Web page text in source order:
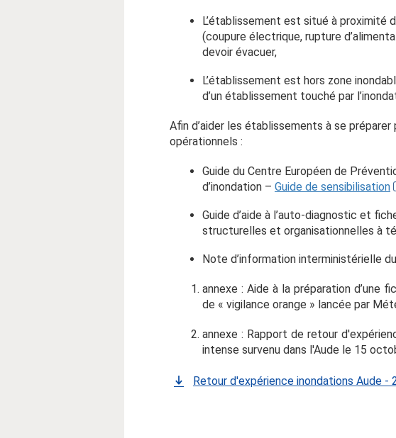
L’établissement est situé à proximité
(coupure électrique, rupture
devoir évacuer,
L’établissement est hors zone
d’un établissement touché par
Afin d’aider les établissements à se
opérationnels :
Guide du Centre Européen de
d’inondation – Guide de sensibilisation
Guide d’aide à l’auto-diagnostic et
structurelles et organisationnelles à
Note d’information interministérielle
annexe : Aide à la préparation d’une
de « vigilance orange » lancée par
annexe : Rapport de retour
intense survenu dans l'Aude le 15
Retour d'expérience inondations Aude -